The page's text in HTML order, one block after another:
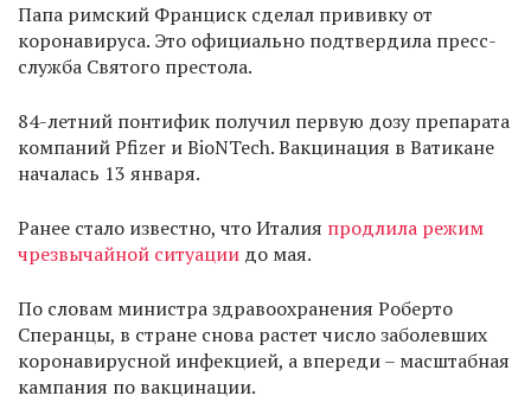
Папа римский Франциск сделал прививку от
коронавируса. Это официально подтвердила пресс-
служба Святого престола.
84-летний понтифик получил первую дозу препарата
компаний Pfizer и BioNTech. Вакцинация в Ватикане
началась 13 января.
Ранее стало известно, что Италия продлила режим
чрезвычайной ситуации до мая.
По словам министра здравоохранения Роберто
Сперанцы, в стране снова растет число заболевших
коронавирусной инфекцией, а впереди – масштабная
кампания по вакцинации.